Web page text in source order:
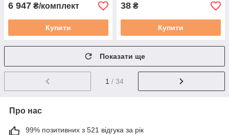
6 947 ₴/комплект
Купити
38 ₴
Купити
Показати ще
1 / 34
Про нас
99% позитивних з 521 відгука за рік